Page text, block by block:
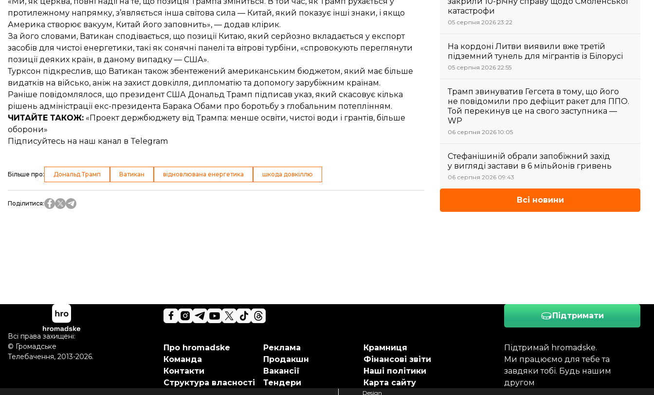
протилежному напрямку, з’являється інша світова сила — Китай, який показує інші знаки, і якщо
Америка створює вакуум, Китай його заповнить», — додав клірик.
За його словами, Ватикан сподівається, що позиції Китаю, який серйозно вкладається у експорт
засобів для чистої енергетики, такі як сонячні панелі та вітрові турбіни, «спровокують переглянути
позиції деяких країн, в даному випадку — США».
Турксон підкреслив, що Ватикан також збентежений американським бюджетом, який має більше
видатків на військо, аніж на захист довкілля, дипломатію та допомогу зарубіжним країнам.
Раніше повідомлялося, що президент США Дональд Трамп підписав указ, який скасовує кілька
рішень адміністрації екс-президента Барака Обами про боротьбу з глобальним потеплінням.
ЧИТАЙТЕ ТАКОЖ: «Проект держбюджету від Трампа: менше освіти, чистої води і грантів, більше
оборони»
Підписуйтесь на наш канал в Telegram
Більше про: Дональд Трамп Ватикан відновлювана енергетика шкода довкіллю
Поділитися:
катастрофи
05 серпня 2026 23:22
На кордоні Литви виявили вже третій
підземний тунель для мігрантів із Білорусі
05 серпня 2026 22:55
Трамп звинуватив Гегсета в тому, що його
не повідомили про дефіцит ракет для ППО.
Той перекинув це на свого заступника —
WP
06 серпня 2026 10:05
Стефанішиній обрали запобіжний захід
у вигляді застави в 6 мільйонів гривень
06 серпня 2026 09:43
Всі новини
Підтримати
Підтримай hromadske.
Ми працюємо для тебе та
завдяки тобі. Будь нашим
другом
Про hromadske
Команда
Контакти
Структура власності
Реклама
Продакшн
Вакансії
Тендери
Крамниця
Фінансові звіти
Наші політики
Карта сайту
Всі права захищені:
© Громадське
Телебачення, 2013-2026.
Design